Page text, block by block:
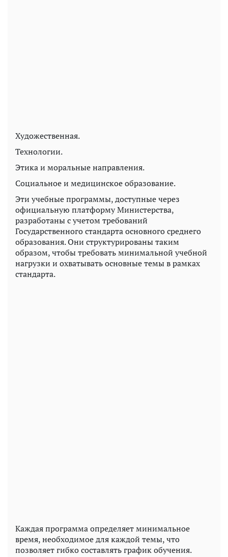
Художественная.
Технологии.
Этика и моральные направления.
Социальное и медицинское образование.
Эти учебные программы, доступные через
официальную платформу Министерства,
разработаны с учетом требований
Государственного стандарта основного среднего
образования. Они структурированы таким
образом, чтобы требовать минимальной учебной
нагрузки и охватывать основные темы в рамках
стандарта.
Каждая программа определяет минимальное
время, необходимое для каждой темы, что
позволяет гибко составлять график обучения.